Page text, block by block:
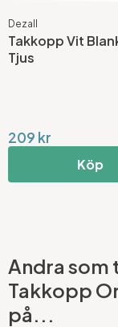
Dezall
Takkopp Vit
Tjus
209 kr
Köp
Andra som
Takkopp
på...